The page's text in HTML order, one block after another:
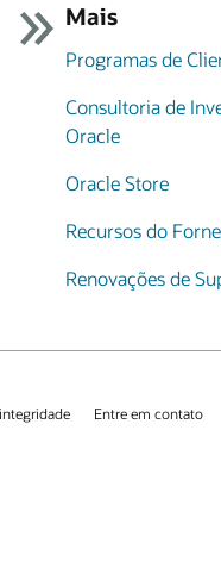
Mais
Programas de
Consultoria de
Oracle
Oracle Store
Recursos do
Renovações de
Entre em contato